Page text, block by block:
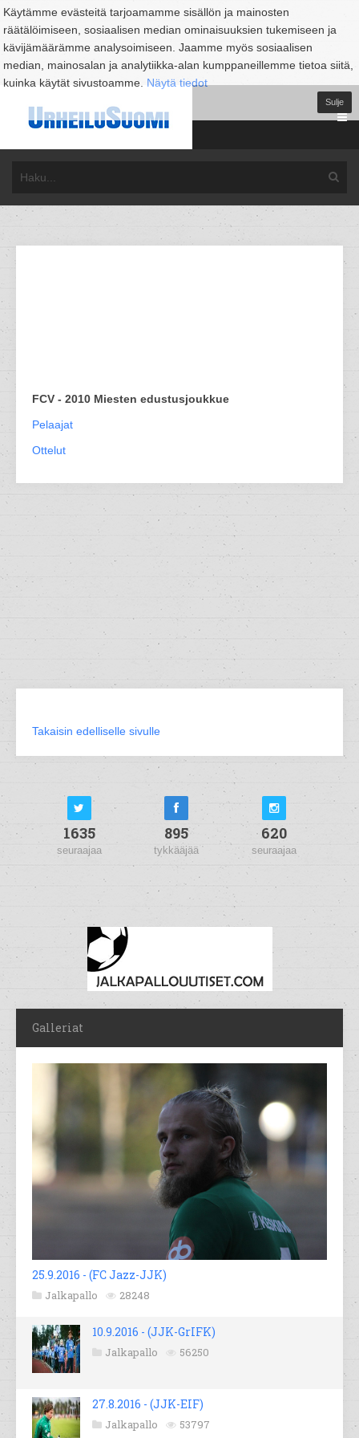
Käytämme evästeitä tarjoamamme sisällön ja mainosten
räätälöimiseen, sosiaalisen median ominaisuuksien tukemiseen ja
kävijämäärämme analysoimiseen. Jaamme myös sosiaalisen
median, mainosalan ja analytiikka-alan kumppaneillemme tietoa siitä,
kuinka käytät sivustoamme. Näytä tiedot
Sulje
FCV - 2010 Miesten edustusjoukkue
Pelaajat
Ottelut
Takaisin edelliselle sivulle
1635
seuraajaa
895
tykkääjää
620
seuraajaa
Galleriat
25.9.2016 - (FC Jazz-JJK)
Jalkapallo 28248
10.9.2016 - (JJK-GrIFK)
Jalkapallo 56250
27.8.2016 - (JJK-EIF)
Jalkapallo 53797